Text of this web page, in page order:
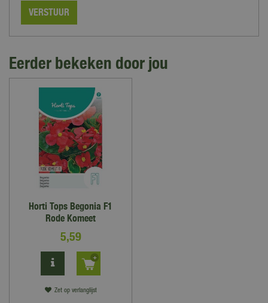
Eerder bekeken door jou
Horti Tops Begonia F1
Rode Komeet
5,59
Zet op verlanglijst